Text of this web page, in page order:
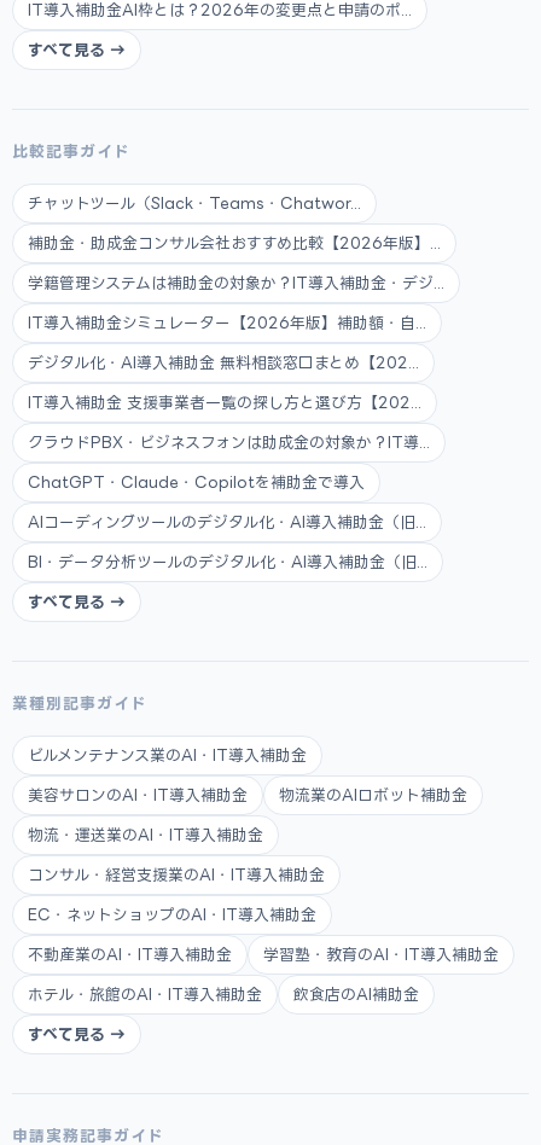
IT導入補助金AI枠とは？2026年の変更点と申請のポ...
すべて見る →
比較記事ガイド
チャットツール（Slack・Teams・Chatwor...
補助金・助成金コンサル会社おすすめ比較【2026年版】...
学籍管理システムは補助金の対象か？IT導入補助金・デジ...
IT導入補助金シミュレーター【2026年版】補助額・自...
デジタル化・AI導入補助金 無料相談窓口まとめ【202...
IT導入補助金 支援事業者一覧の探し方と選び方【202...
クラウドPBX・ビジネスフォンは助成金の対象か？IT導...
ChatGPT・Claude・Copilotを補助金で導入
AIコーディングツールのデジタル化・AI導入補助金（旧...
BI・データ分析ツールのデジタル化・AI導入補助金（旧...
すべて見る →
業種別記事ガイド
ビルメンテナンス業のAI・IT導入補助金
美容サロンのAI・IT導入補助金 物流業のAIロボット補助金
物流・運送業のAI・IT導入補助金
コンサル・経営支援業のAI・IT導入補助金
EC・ネットショップのAI・IT導入補助金
不動産業のAI・IT導入補助金 学習塾・教育のAI・IT導入補助金
ホテル・旅館のAI・IT導入補助金 飲食店のAI補助金
すべて見る →
申請実務記事ガイド